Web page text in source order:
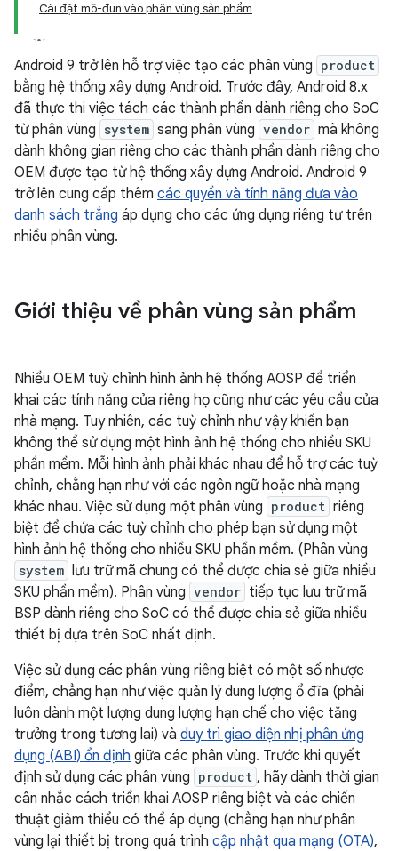
Cài đặt mô-đun vào phân vùng sản phẩm
Android 9 trở lên hỗ trợ việc tạo các phân vùng product
bằng hệ thống xây dựng Android. Trước đây, Android 8.x
đã thực thi việc tách các thành phần dành riêng cho SoC
từ phân vùng system sang phân vùng vendor mà không
dành không gian riêng cho các thành phần dành riêng cho
OEM được tạo từ hệ thống xây dựng Android. Android 9
trở lên cung cấp thêm các quyền và tính năng đưa vào
danh sách trắng áp dụng cho các ứng dụng riêng tư trên
nhiều phân vùng.
Giới thiệu về phân vùng sản phẩm
Nhiều OEM tuỳ chỉnh hình ảnh hệ thống AOSP để triển
khai các tính năng của riêng họ cũng như các yêu cầu của
nhà mạng. Tuy nhiên, các tuỳ chỉnh như vậy khiến bạn
không thể sử dụng một hình ảnh hệ thống cho nhiều SKU
phần mềm. Mỗi hình ảnh phải khác nhau để hỗ trợ các tuỳ
chỉnh, chẳng hạn như với các ngôn ngữ hoặc nhà mạng
khác nhau. Việc sử dụng một phân vùng product riêng
biệt để chứa các tuỳ chỉnh cho phép bạn sử dụng một
hình ảnh hệ thống cho nhiều SKU phần mềm. (Phân vùng
system lưu trữ mã chung có thể được chia sẻ giữa nhiều
SKU phần mềm). Phân vùng vendor tiếp tục lưu trữ mã
BSP dành riêng cho SoC có thể được chia sẻ giữa nhiều
thiết bị dựa trên SoC nhất định.
Việc sử dụng các phân vùng riêng biệt có một số nhược
điểm, chẳng hạn như việc quản lý dung lượng ổ đĩa (phải
luôn dành một lượng dung lượng hạn chế cho việc tăng
trưởng trong tương lai) và duy trì giao diện nhị phân ứng
dụng (ABI) ổn định giữa các phân vùng. Trước khi quyết
định sử dụng các phân vùng product , hãy dành thời gian
cân nhắc cách triển khai AOSP riêng biệt và các chiến
thuật giảm thiểu có thể áp dụng (chẳng hạn như phân
vùng lại thiết bị trong quá trình cập nhật qua mạng (OTA),